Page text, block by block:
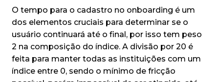
O tempo para o cadastro no onboarding é um
dos elementos cruciais para determinar se o
usuário continuará até o final, por isso tem peso
2 na composição do índice. A divisão por 20 é
feita para manter todas as instituições com um
índice entre 0, sendo o mínimo de fricção